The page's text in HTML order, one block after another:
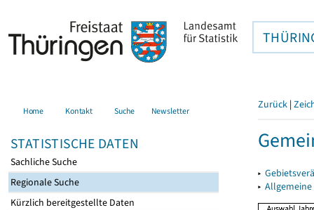
Home Kontakt Suche Newsletter
STATISTISCHE DATEN
Sachliche Suche
Regionale Suche
Kürzlich bereitgestellte Daten
Zurück |
▸
▸